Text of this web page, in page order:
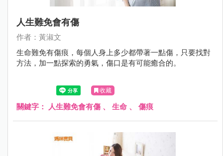
人生難免會有傷
作者：黃淑文
生命難免有傷痕，每個人身上多少都帶著一點傷，只要找對
方法，加一點探索的勇氣，傷口是有可能癒合的。
收藏
關鍵字： 人生難免會有傷 、 生命 、 傷痕